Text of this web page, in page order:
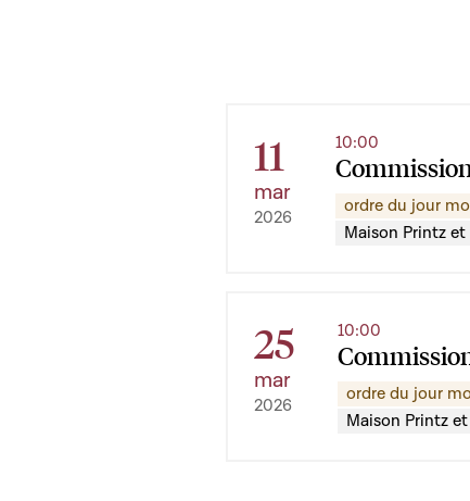
11
mar
2026
10:00
ordre du jour
Maison Printz
25
mar
2026
10:00
ordre du jour
Maison Printz